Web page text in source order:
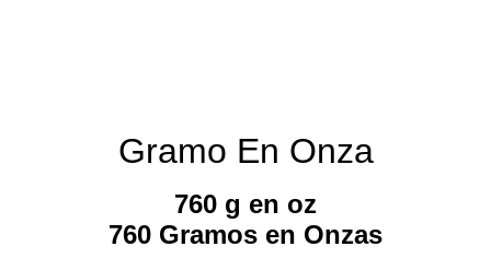
Gramo En Onza
760 g en oz
760 Gramos en Onzas